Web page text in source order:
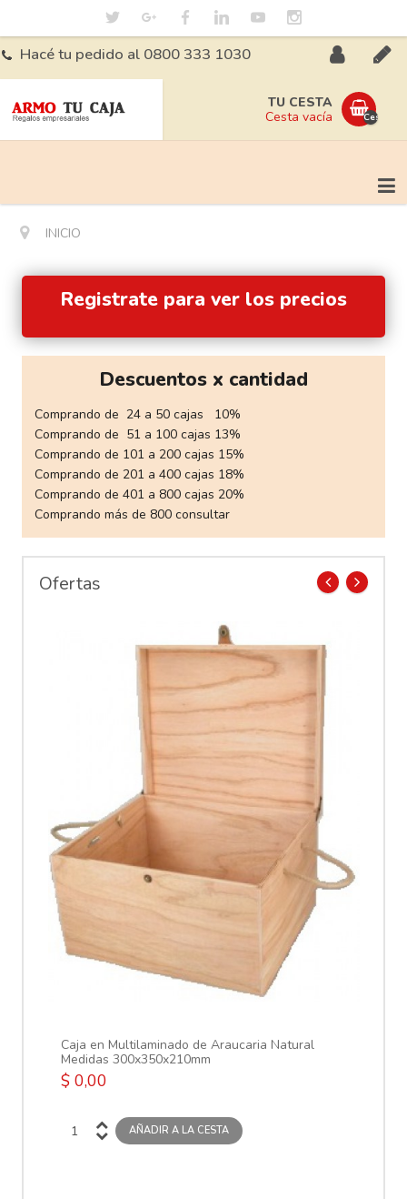
Hacé tu pedido al 0800 333 1030
Iniciá
sesión
Cesta
TU CESTA
Cesta vacía
INICIO
Registrate para ver los precios
Descuentos x cantidad
Comprando de 24 a 50 cajas 10%
Comprando de 51 a 100 cajas 13%
Comprando de 101 a 200 cajas 15%
Comprando de 201 a 400 cajas 18%
Comprando de 401 a 800 cajas 20%
Comprando más de 800 consultar
Ofertas
Caja en Multilaminado de Araucaria Natural
Medidas 300x350x210mm
$ 0,00
prev next